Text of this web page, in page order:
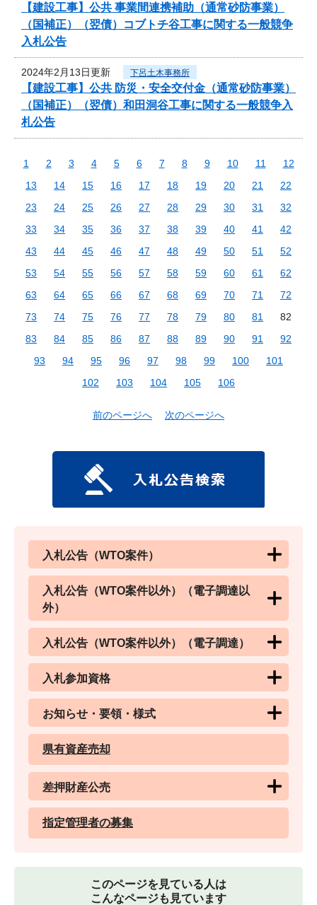
【建設工事】公共 事業間連携補助（通常砂防事業）
（国補正）（翌債）コブトチ谷工事に関する一般競争
入札公告
2024年2月13日更新 下呂土木事務所
【建設工事】公共 防災・安全交付金（通常砂防事業）
（国補正）（翌債）和田洞谷工事に関する一般競争入
札公告
1 2 3 4 5 6 7 8 9 10 11
12
13
14 15 16 17 18 19 20 21
22
23
24 25 26 27 28 29 30 31
32
33
34 35 36 37 38 39 40 41
42
43
44 45 46 47 48 49 50 51
52
53
54 55 56 57 58 59 60 61
62
63
64 65 66 67 68 69 70 71
72
73
74 75 76 77 78 79 80 81
82
83
84 85 86 87 88 89 90 91
92
93
94 95 96 97 98 99 100
101
102
103 104 105 106
前のページへ 次のページへ
入札公告（WTO案件）
入札公告（WTO案件以外）（電子調達以
外）
入札公告（WTO案件以外）（電子調達）
入札参加資格
お知らせ・要領・様式
県有資産売却
差押財産公売
指定管理者の募集
このページを見ている人は
こんなページも見ています